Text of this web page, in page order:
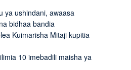
ya ushindani, awaasa
bidhaa bandia
Kuimarisha Mitaji kupitia
10 imebadili maisha ya